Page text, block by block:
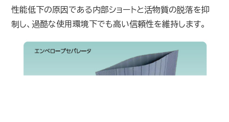
性能低下の原因である内部ショートと活物質の脱落を抑
制し、過酷な使用環境下でも高い信頼性を維持します。